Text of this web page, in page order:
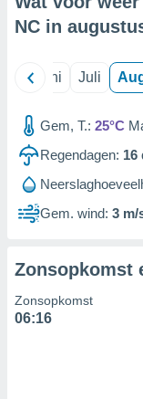
NC in
Juni Juli
Gem, T.: 25°C
Regendagen: 16
Gem. wind: 3 m/
Zonsopkomst
Zonsopkomst
06:16